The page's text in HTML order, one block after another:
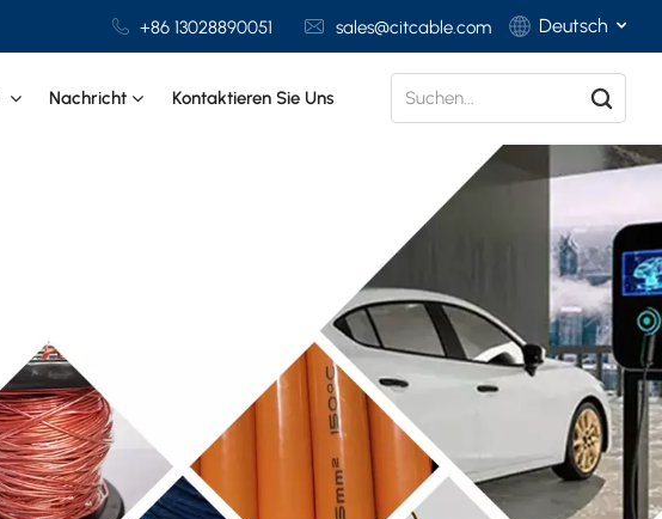
+86 13028890051 sales@citcable.com Deutsch
Polski
Nachricht Kontaktieren Sie Uns